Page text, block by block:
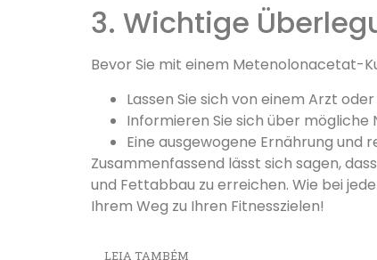
3. Wichtige
Bevor Sie mit einem Metenolonacetat-
Lassen Sie sich von einem Arzt
Informieren Sie sich über mögliche
Eine ausgewogene Ernährung und
Zusammenfassend lässt sich sagen,
und Fettabbau zu erreichen. Wie bei
Ihrem Weg zu Ihren Fitnesszielen!
LEIA TAMBÉM